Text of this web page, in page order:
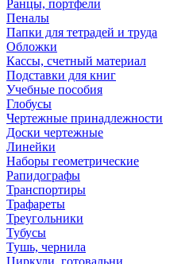
Ранцы, портфели
Пеналы
Папки для тетрадей и труда
Обложки
Кассы, счетный материал
Подставки для книг
Учебные пособия
Глобусы
Чертежные принадлежности
Доски чертежные
Линейки
Наборы геометрические
Рапидографы
Транспортиры
Трафареты
Треугольники
Тубусы
Тушь, чернила
Циркули, готовальни